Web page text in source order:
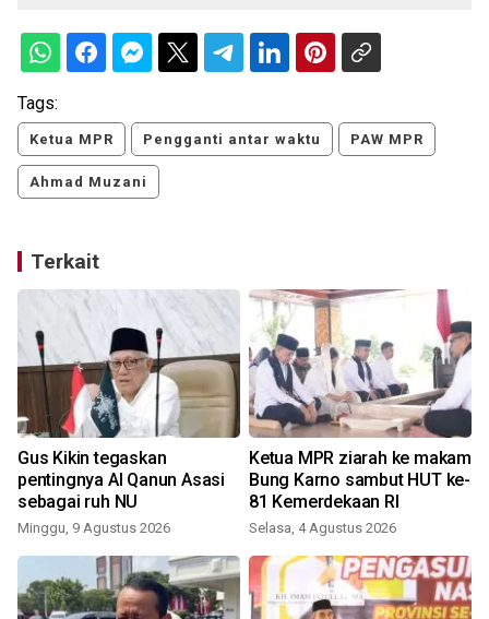
Tags:
Ketua MPR Pengganti antar waktu PAW MPR
Ahmad Muzani
Terkait
Gus Kikin tegaskan
pentingnya Al Qanun Asasi
sebagai ruh NU
Minggu, 9 Agustus 2026
Ketua MPR ziarah ke makam
Bung Karno sambut HUT ke-
81 Kemerdekaan RI
Selasa, 4 Agustus 2026